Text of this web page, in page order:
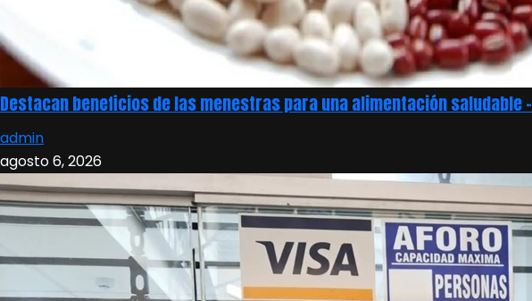
Destacan beneficios de las menestras para una alimentación saludable –
admin
agosto 6, 2026